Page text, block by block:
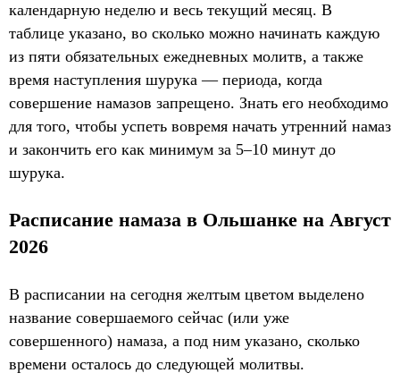
календарную неделю и весь текущий месяц. В
таблице указано, во сколько можно начинать каждую
из пяти обязательных ежедневных молитв, а также
время наступления шурука — периода, когда
совершение намазов запрещено. Знать его необходимо
для того, чтобы успеть вовремя начать утренний намаз
и закончить его как минимум за 5–10 минут до
шурука.
Расписание намаза в Ольшанке на Август
2026
В расписании на сегодня желтым цветом выделено
название совершаемого сейчас (или уже
совершенного) намаза, а под ним указано, сколько
времени осталось до следующей молитвы.